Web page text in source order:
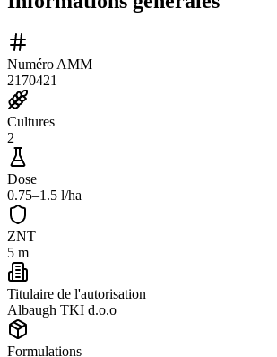
Numéro AMM
2170421
Cultures
2
Dose
0.75–1.5 l/ha
ZNT
5 m
Titulaire de l'autorisation
Albaugh TKI d.o.o
Formulations